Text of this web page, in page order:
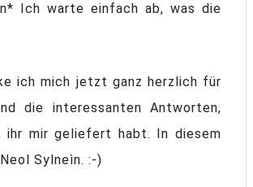
Ich warte einfach ab, was die
ich mich jetzt ganz herzlich für
die interessanten Antworten,
ihr mir geliefert habt. In diesem
Sylneìn. :-)